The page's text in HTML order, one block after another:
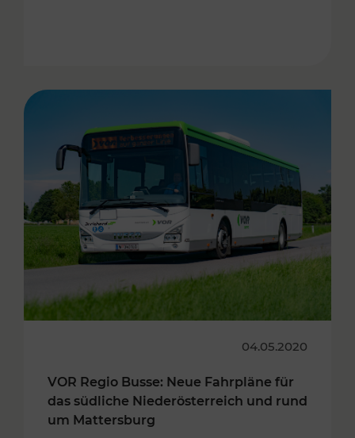
04.05.2020
VOR Regio Busse: Neue Fahrpläne für
das südliche Niederösterreich und rund
um Mattersburg